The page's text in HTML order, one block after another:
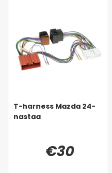
T-harness Mazda 24-
nastaa
€30